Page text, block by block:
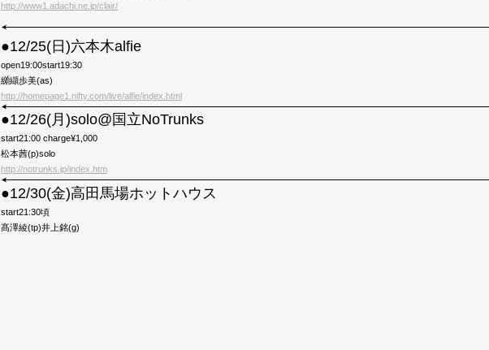
http://www1.adachi.ne.jp/clair/
●12/25(日)六本木alfie
open19:00start19:30
纐纈歩美(as)
http://homepage1.nifty.com/live/alfie/index.html
●12/26(月)solo@国立NoTrunks
start21:00 charge¥1,000
松本茜(p)solo
http://notrunks.jp/index.htm
●12/30(金)高田馬場ホットハウス
start21:30頃
髙澤綾(tp)井上銘(g)